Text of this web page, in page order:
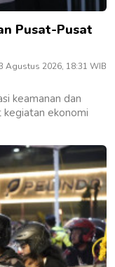
Pusat-Pusat
Agustus 2026, 18:31 WIB
keamanan dan
ekonomi